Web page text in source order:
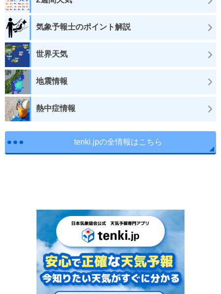
気象予報士のポイント解説
世界天気
地震情報
熱中症情報
tenki.jpの全情報はこちら